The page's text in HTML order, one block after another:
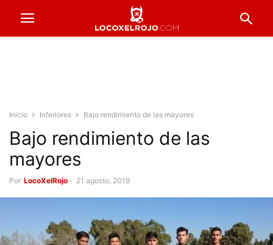
Inicio Inferiores Bajo rendimiento de las mayores
Bajo rendimiento de las
mayores
Por LocoXelRojo - 21 agosto, 2019